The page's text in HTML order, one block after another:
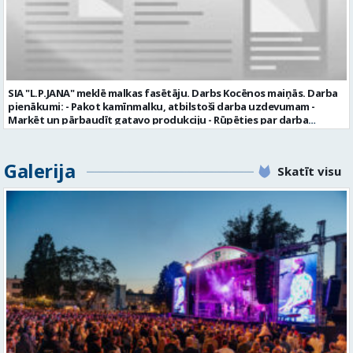
valmiera.lv personīgi SIA „VTU Valmiera”, Reģ.nr. 40003004220,
„Brandeļi”, Brandeļi, Kocēnu pagasts, Valmieras novads, personāla
daļā darba dienās no plkst. 13:00 līdz 16:00. 2 nedēļu laikā pēc
konkursa termiņa beigām sazināsimies ar pretendentiem, kuri tiks
aicināti uz tikšanos klātienē. Informācijai: 29231565 * Iesniegtos
personas datus SIA “VTU VALMIERA” izmantos, lai konkursa kārtībā
viņa personas dati tiktu saglabāti SIA “VTU VALMIERA” iekšējā datu
bāzē ar mērķi tos apstrādāt citos SIA “VTU VALMIERA” personāla
atlases konkursos, tad pieteikumā vakancei lūdzam kandidātam
Valmiera, Valmieras nov. Darba laika veids: Summētais darba laiks
Darba veids: Darbinieka amats uz nenoteiktu laiku Slodze: Viena
vesela slodze Darbības joma: Pakalpojumi Pieteikto vietu skaits: 1
Līgums: Darbinieka amats uz nenoteiktu laiku Aktuāla līdz: 2026-08-
21 Kontaktpersona: CV ar norādi vakancei lūdzu sūtīt uz e-pastu
info@vtu-valmiera.lv vai iesniegt personīgi Izglītības līmenis:
Vispārējā vidējā izglītība
SIA "L.P.JANA" meklē malkas fasētāju. Darbs Kocēnos maiņās. Darba
pienākumi: - Pakot kamīnmalku, atbilstoši darba uzdevumam -
Marķēt un pārbaudīt gatavo produkciju - Rūpēties par darba
kvalitāti un kārtību darba vietā Prasības kandidātiem: - Laba fiziskā
padarītā) - Vienmēr laikā izmaksātu algu - Profesionālus un
atbalstošus kolēģus Lūgums CV sūtīt uz e- pastu:
SAIŅOŠANAS OPERATORS Algas izmaksas veids: Laika darba alga
Darba vietas adrese: LATVIJA, Gravas iela 2, Kocēni, Kocēnu pag.,
Valmieras nov. Slodze: Viena vesela slodze Darbības joma: Ražošana
Pieteikto vietu skaits: 2 Aktuāla līdz: 2027-09-07 Darba sākšanas
datums: 2026-08-17 Kontaktpersona: Davids Pavlovs
Galerija Skatīt visu